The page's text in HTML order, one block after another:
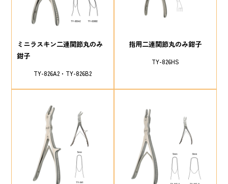
ミニラスキン二連関節丸のみ
鉗子
TY-826A2 TY-826B2
指用二連関節丸のみ鉗子
TY-826HS